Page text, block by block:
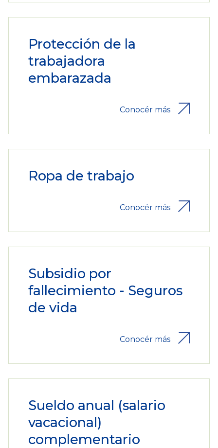
Protección de la
trabajadora
embarazada
Conocér más
Ropa de trabajo
Conocér más
Subsidio por
fallecimiento - Seguros
de vida
Conocér más
Sueldo anual (salario
vacacional)
complementario